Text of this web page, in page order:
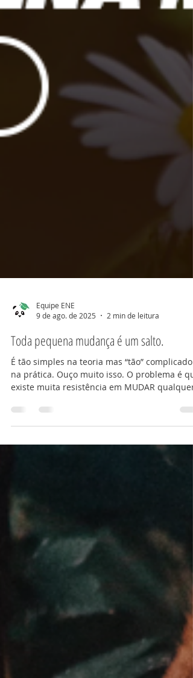
9 de ago. de 2025
2 min de leitura
Toda pequena mudança é um salto.
É tão simples na teoria mas “tão” complicado
na prática. Ouço muito isso. O problema é